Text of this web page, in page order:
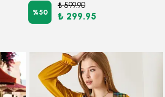
%50
₺ 599.90
₺ 299.95